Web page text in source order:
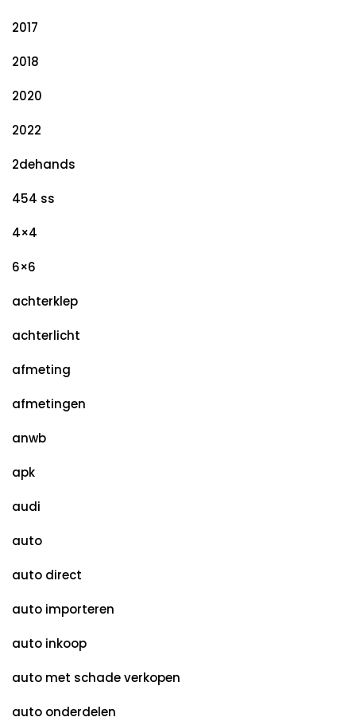
2017
2018
2020
2022
2dehands
454 ss
4×4
6×6
achterklep
achterlicht
afmeting
afmetingen
anwb
apk
audi
auto
auto direct
auto importeren
auto inkoop
auto met schade verkopen
auto onderdelen